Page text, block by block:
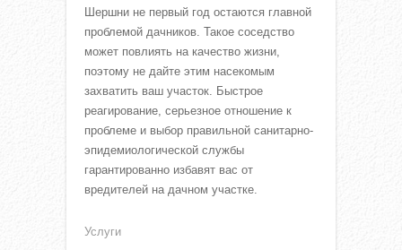
Шершни не первый год остаются главной
проблемой дачников. Такое соседство
может повлиять на качество жизни,
поэтому не дайте этим насекомым
захватить ваш участок. Быстрое
реагирование, серьезное отношение к
проблеме и выбор правильной санитарно-
эпидемиологической службы
гарантированно избавят вас от
вредителей на дачном участке.
Услуги